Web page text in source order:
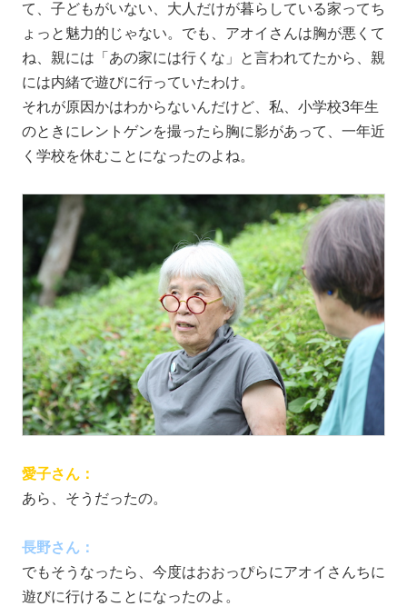
て、子どもがいない、大人だけが暮らしている家ってち
ょっと魅力的じゃない。でも、アオイさんは胸が悪くて
ね、親には「あの家には行くな」と言われてたから、親
には内緒で遊びに行っていたわけ。
それが原因かはわからないんだけど、私、小学校3年生
のときにレントゲンを撮ったら胸に影があって、一年近
く学校を休むことになったのよね。
愛子さん：
あら、そうだったの。
長野さん：
でもそうなったら、今度はおおっぴらにアオイさんちに
遊びに行けることになったのよ。